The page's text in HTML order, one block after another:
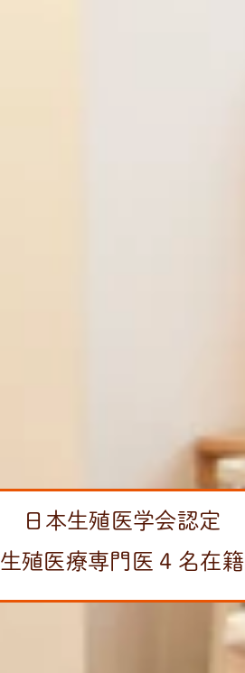
日本生殖医学会認定
生殖医療専門医 4 名在籍